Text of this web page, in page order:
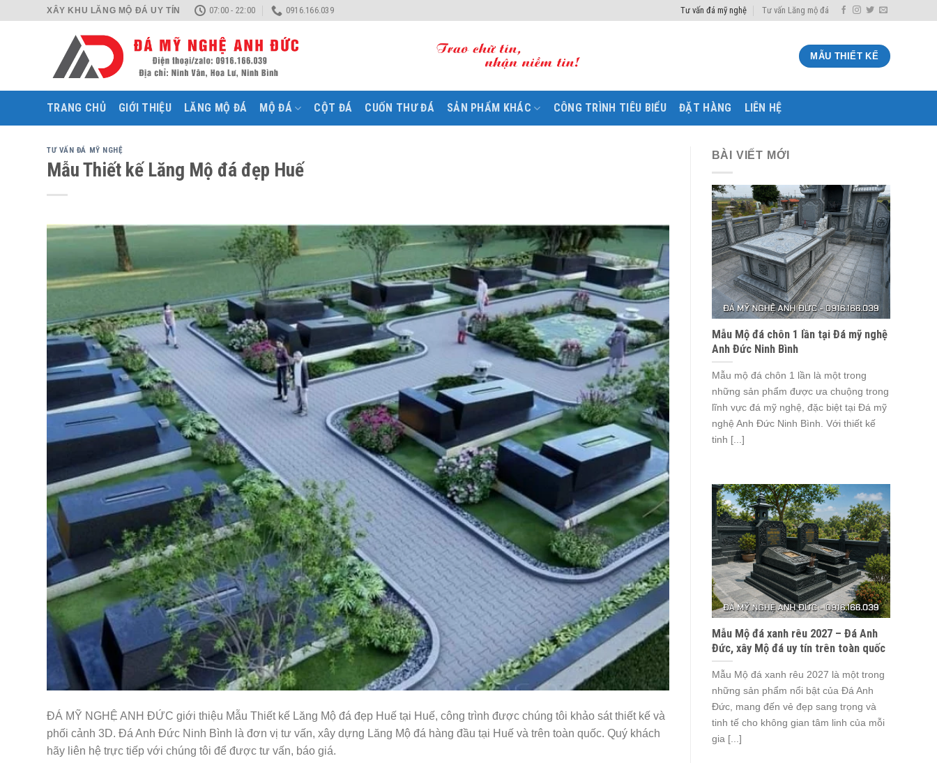
XÂY KHU LĂNG MỘ ĐÁ UY TÍN 07:00 - 22:00 0916.166.039 Tư vấn đá mỹ nghệ Tư vấn Lăng mộ đá
MẪU THIẾT KẾ
TRANG CHỦ GIỚI THIỆU LĂNG MỘ ĐÁ MỘ ĐÁ CỘT ĐÁ CUỐN THƯ ĐÁ SẢN PHẨM KHÁC CÔNG TRÌNH TIÊU BIỂU ĐẶT HÀNG LIÊN HỆ
TƯ VẤN ĐÁ MỸ NGHỆ
Mẫu Thiết kế Lăng Mộ đá đẹp Huế
ĐÁ MỸ NGHỆ ANH ĐỨC giới thiệu Mẫu Thiết kế Lăng Mộ đá đẹp Huế tại Huế, công trình được chúng tôi khảo sát thiết kế và
phối cảnh 3D. Đá Anh Đức Ninh Bình là đơn vị tư vấn, xây dựng Lăng Mộ đá hàng đầu tại Huế và trên toàn quốc. Quý khách
hãy liên hệ trực tiếp với chúng tôi để được tư vấn, báo giá.
BÀI VIẾT MỚI
Mẫu Mộ đá chôn 1 lần tại Đá mỹ nghệ
Anh Đức Ninh Bình
Mẫu mộ đá chôn 1 lần là một trong
những sản phẩm được ưa chuộng trong
lĩnh vực đá mỹ nghệ, đặc biệt tại Đá mỹ
nghệ Anh Đức Ninh Bình. Với thiết kế
tinh [...]
Mẫu Mộ đá xanh rêu 2027 – Đá Anh
Đức, xây Mộ đá uy tín trên toàn quốc
Mẫu Mộ đá xanh rêu 2027 là một trong
những sản phẩm nổi bật của Đá Anh
Đức, mang đến vẻ đẹp sang trọng và
tinh tế cho không gian tâm linh của mỗi
gia [...]